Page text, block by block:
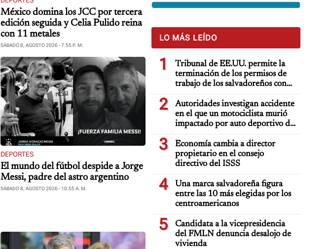
México domina los JCC por tercera
edición seguida y Celia Pulido reina
con 11 metales
SÁBADO 8, AGOSTO 2026 - 7:55 P. M.
DEPORTES
El mundo del fútbol despide a Jorge
Messi, padre del astro argentino
SÁBADO 8, AGOSTO 2026 - 10:55 A. M.
LO MÁS LEÍDO
1
Tribunal de EE.UU. permite la
terminación de los permisos de
trabajo de los salvadoreños con
TPS
2
Autoridades investigan accidente
en el que un motociclista murió
impactado por auto deportivo de
lujo
3
Economía cambia a director
propietario en el consejo
directivo del ISSS
4
Una marca salvadoreña figura
entre las 10 más elegidas por los
centroamericanos
5
Candidata a la vicepresidencia
del FMLN denuncia desalojo de
vivienda